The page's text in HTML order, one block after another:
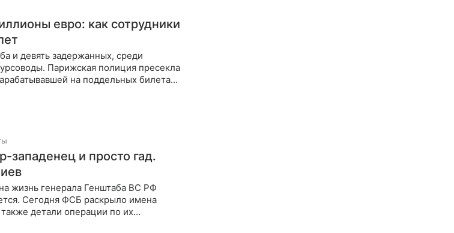
евро: как сотрудники
и девять задержанных, среди
Парижская полиция пресекла
на поддельных билетах.
западенец и просто гад.
жизнь генерала Генштаба ВС РФ
Сегодня ФСБ раскрыло имена
детали операции по их